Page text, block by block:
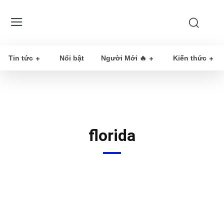
Tin tức Nổi bật Người Mới 🔥 Kiến thức
florida